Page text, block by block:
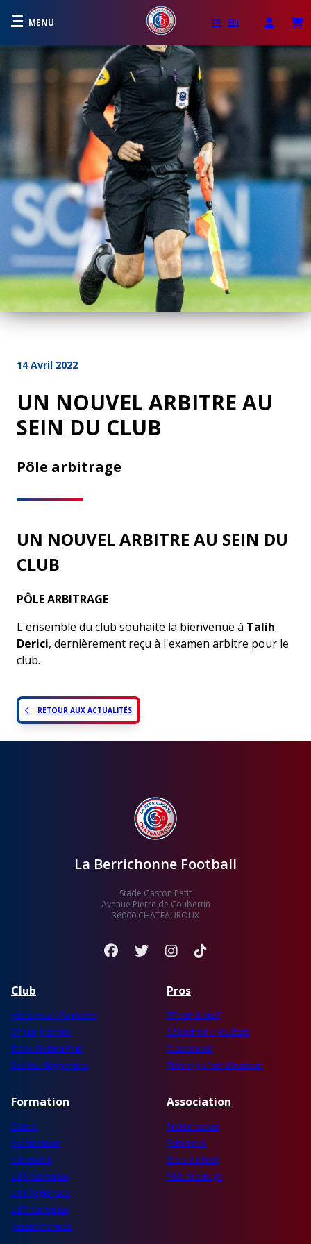
MENU FR EN
14 Avril 2022
UN NOUVEL ARBITRE AU
SEIN DU CLUB
Pôle arbitrage
UN NOUVEL ARBITRE AU SEIN DU
CLUB
PÔLE ARBITRAGE
L'ensemble du club souhaite la bienvenue à Talih
Derici, dernièrement reçu à l'examen arbitre pour le
club.
RETOUR AUX ACTUALITÉS
La Berrichonne Football
Stade Gaston Petit
Avenue Pierre de Coubertin
36000 CHATEAUROUX
FacebookTwitterInstagram
TikTok
Club
Historique / Palmarès
Organigramme
Stade Gaston Petit
Socios / Supporters
Pros
Effectif & staff
Calendrier / résultats
Classement
Planning d'entraînement
Formation
Centre
Recrutement
National 3
U19 Nationaux
U18 Régionaux
U17 Nationaux
Joueurs formés
Association
Préformation
Féminines
Ecole de foot
Pôle arbitrage